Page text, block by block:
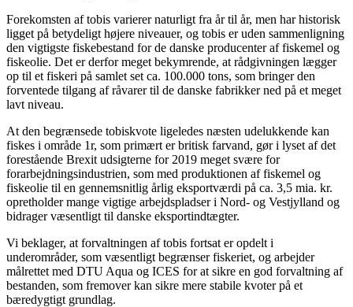
Forekomsten af tobis varierer naturligt fra år til år, men har historisk
ligget på betydeligt højere niveauer, og tobis er uden sammenligning
den vigtigste fiskebestand for de danske producenter af fiskemel og
fiskeolie. Det er derfor meget bekymrende, at rådgivningen lægger
op til et fiskeri på samlet set ca. 100.000 tons, som bringer den
forventede tilgang af råvarer til de danske fabrikker ned på et meget
lavt niveau.
At den begrænsede tobiskvote ligeledes næsten udelukkende kan
fiskes i område 1r, som primært er britisk farvand, gør i lyset af det
forestående Brexit udsigterne for 2019 meget svære for
forarbejdningsindustrien, som med produktionen af fiskemel og
fiskeolie til en gennemsnitlig årlig eksportværdi på ca. 3,5 mia. kr.
opretholder mange vigtige arbejdspladser i Nord- og Vestjylland og
bidrager væsentligt til danske eksportindtægter.
Vi beklager, at forvaltningen af tobis fortsat er opdelt i
underområder, som væsentligt begrænser fiskeriet, og arbejder
målrettet med DTU Aqua og ICES for at sikre en god forvaltning af
bestanden, som fremover kan sikre mere stabile kvoter på et
bæredygtigt grundlag.